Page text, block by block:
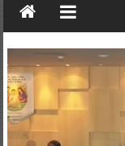
Comissão
e
Paz
DF
–
Arquidiocese